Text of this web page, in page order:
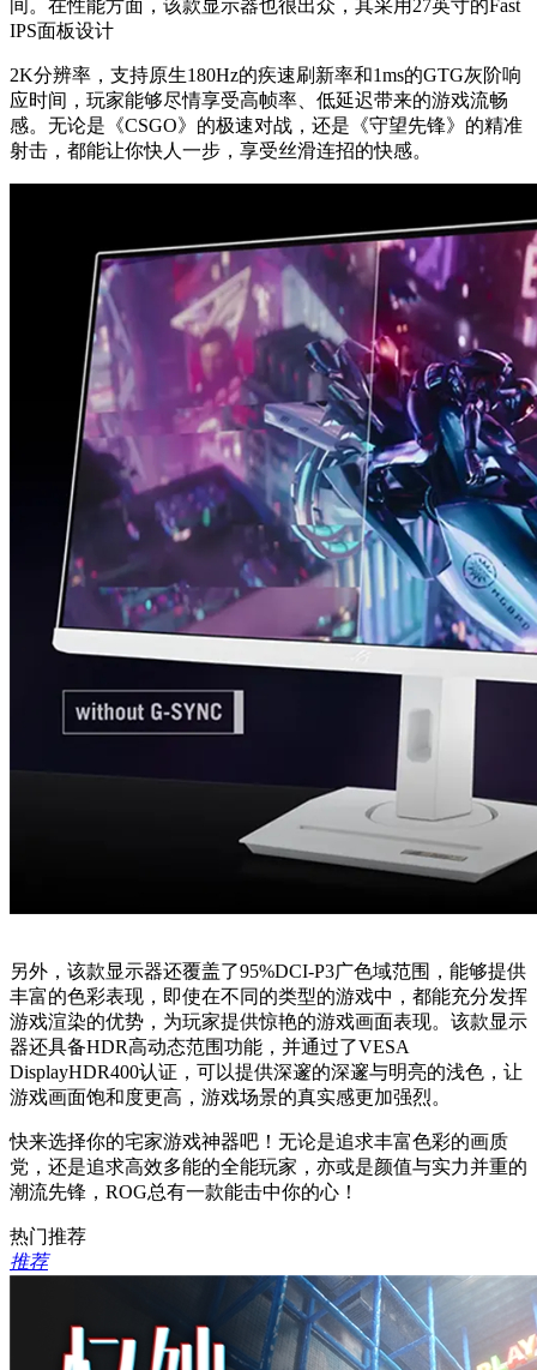
间。在性能方面，该款显示器也很出众，其采用27英寸的Fast
IPS面板设计
2K分辨率，支持原生180Hz的疾速刷新率和1ms的GTG灰阶响
应时间，玩家能够尽情享受高帧率、低延迟带来的游戏流畅
感。无论是《CSGO》的极速对战，还是《守望先锋》的精准
射击，都能让你快人一步，享受丝滑连招的快感。
另外，该款显示器还覆盖了95%DCI-P3广色域范围，能够提供
丰富的色彩表现，即使在不同的类型的游戏中，都能充分发挥
游戏渲染的优势，为玩家提供惊艳的游戏画面表现。该款显示
器还具备HDR高动态范围功能，并通过了VESA
DisplayHDR400认证，可以提供深邃的深邃与明亮的浅色，让
游戏画面饱和度更高，游戏场景的真实感更加强烈。
快来选择你的宅家游戏神器吧！无论是追求丰富色彩的画质
党，还是追求高效多能的全能玩家，亦或是颜值与实力并重的
潮流先锋，ROG总有一款能击中你的心！
热门推荐
推荐